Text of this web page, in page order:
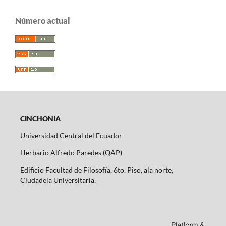
Número actual
CINCHONIA
Universidad Central del Ecuador
Herbario Alfredo Paredes (QAP)
Edificio Facultad de Filosofía, 6to. Piso, ala norte,
Ciudadela Universitaria.